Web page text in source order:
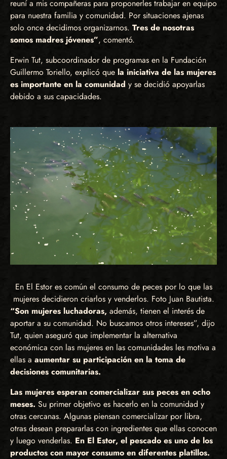
reuní a mis compañeras para proponerles trabajar en equipo
para nuestra familia y comunidad. Por situaciones ajenas
solo once decidimos organizarnos. Tres de nosotras
somos madres jóvenes”, comentó.
Erwin Tut, subcoordinador de programas en la Fundación
Guillermo Toriello, explicó que la iniciativa de las mujeres
es importante en la comunidad y se decidió apoyarlas
debido a sus capacidades.
En El Estor es común el consumo de peces por lo que las
mujeres decidieron criarlos y venderlos. Foto Juan Bautista.
“Son mujeres luchadoras, además, tienen el interés de
aportar a su comunidad. No buscamos otros intereses”, dijo
Tut, quien aseguró que implementar la alternativa
económica con las mujeres en las comunidades les motiva a
ellas a aumentar su participación en la toma de
decisiones comunitarias.
Las mujeres esperan comercializar sus peces en ocho
meses. Su primer objetivo es hacerlo en la comunidad y
otras cercanas. Algunas piensan comercializar por libra,
otras desean prepararlas con ingredientes que ellas conocen
y luego venderlas. En El Estor, el pescado es uno de los
productos con mayor consumo en diferentes platillos.